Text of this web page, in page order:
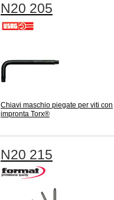
N20 205
Chiavi maschio piegate per viti con
impronta Torx®
N20 215